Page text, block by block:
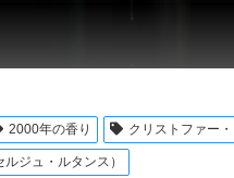
2000年の香り クリストファー
ジュ・ルタンス）